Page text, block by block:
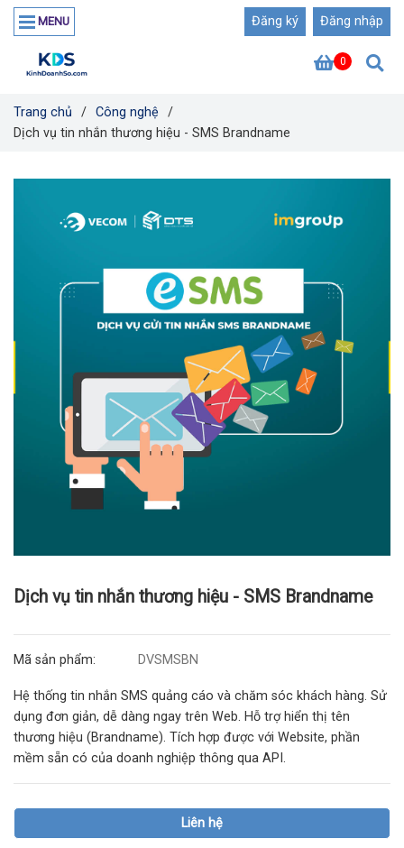
Dịch vụ tin nhắn thương hiệu - SMS Brandname
Mã sản phẩm: DVSMSBN
Hệ thống tin nhắn SMS quảng cáo và chăm sóc khách hàng. Sử
dụng đơn giản, dễ dàng ngay trên Web. Hỗ trợ hiển thị tên
thương hiệu (Brandname). Tích hợp được với Website, phần
mềm sẵn có của doanh nghiệp thông qua API.
Liên hệ
Trang chủ / Công nghệ
/
Dịch vụ tin nhắn thương hiệu - SMS Brandname
MENU Đăng ký Đăng nhập
0